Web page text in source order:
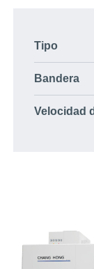
Tipo
Bandera
Velocidad